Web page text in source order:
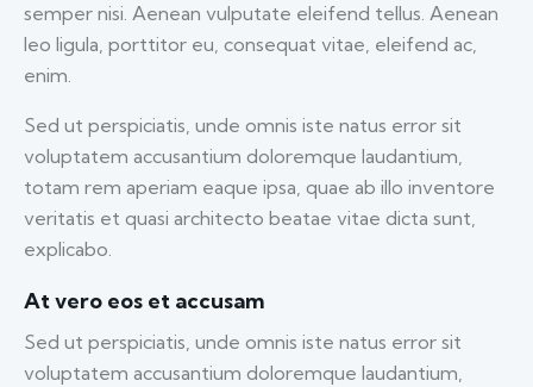
semper nisi. Aenean vulputate eleifend tellus. Aenean
leo ligula, porttitor eu, consequat vitae, eleifend ac,
enim.
Sed ut perspiciatis, unde omnis iste natus error sit
voluptatem accusantium doloremque laudantium,
totam rem aperiam eaque ipsa, quae ab illo inventore
veritatis et quasi architecto beatae vitae dicta sunt,
explicabo.
At vero eos et accusam
Sed ut perspiciatis, unde omnis iste natus error sit
voluptatem accusantium doloremque laudantium,